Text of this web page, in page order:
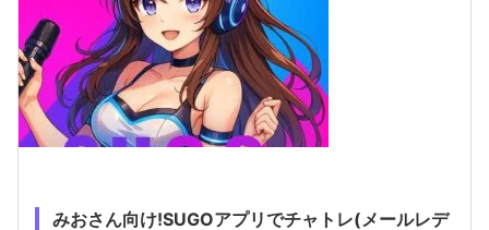
みおさん向け!SUGOアプリでチャトレ(メールレデ